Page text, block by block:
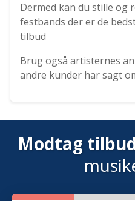
Dermed kan du stille og
festbands der er de
tilbud
Brug også artisternes
andre kunder har sagt
Modtag